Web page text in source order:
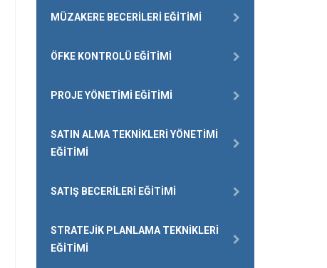
MÜZAKERE BECERILERI EĞITIMI
ÖFKE KONTROLÜ EĞITIMI
PROJE YÖNETIMI EĞITIMI
SATIN ALMA TEKNIKLERI YÖNETIMI
EĞITIMI
SATIŞ BECERILERI EĞITIMI
STRATEJIK PLANLAMA TEKNIKLERI
EĞITIMI